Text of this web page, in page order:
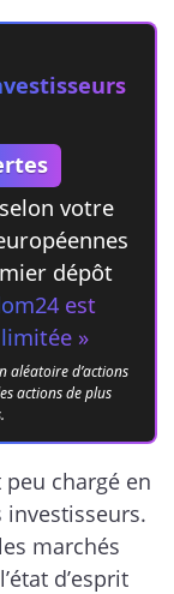
votre
dépôt
est
»
aléatoire d’actions
actions de plus
chargé en
marchés
d’esprit